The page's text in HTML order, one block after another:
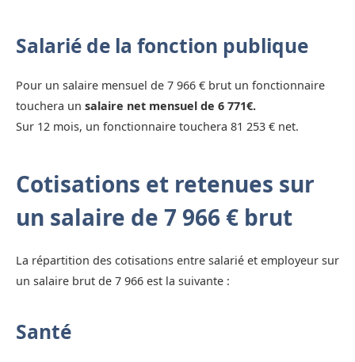
Salarié de la fonction publique
Pour un salaire mensuel de 7 966 € brut un fonctionnaire
touchera un salaire net mensuel de 6 771€.
Sur 12 mois, un fonctionnaire touchera 81 253 € net.
Cotisations et retenues sur
un salaire de 7 966 € brut
La répartition des cotisations entre salarié et employeur sur
un salaire brut de 7 966 est la suivante :
Santé